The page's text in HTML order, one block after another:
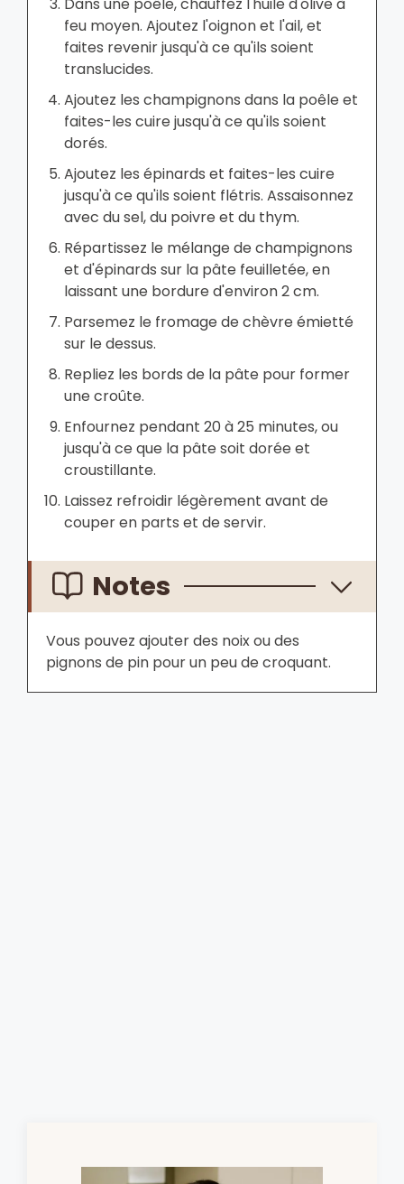
feu moyen. Ajoutez l'oignon et l'ail, et
faites revenir jusqu'à ce qu'ils soient
translucides.
Ajoutez les champignons dans la poêle et
faites-les cuire jusqu'à ce qu'ils soient
dorés.
Ajoutez les épinards et faites-les cuire
jusqu'à ce qu'ils soient flétris. Assaisonnez
avec du sel, du poivre et du thym.
Répartissez le mélange de champignons
et d'épinards sur la pâte feuilletée, en
laissant une bordure d'environ 2 cm.
Parsemez le fromage de chèvre émietté
sur le dessus.
Repliez les bords de la pâte pour former
une croûte.
Enfournez pendant 20 à 25 minutes, ou
jusqu'à ce que la pâte soit dorée et
croustillante.
Laissez refroidir légèrement avant de
couper en parts et de servir.
Notes
Vous pouvez ajouter des noix ou des
pignons de pin pour un peu de croquant.